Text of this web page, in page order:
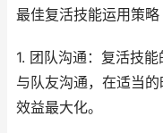
最佳复活技能运用策略
1. 团队沟通：复活技
与队友沟通，在适当
效益最大化。